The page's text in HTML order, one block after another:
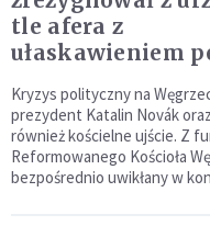
tle afera z
ułaskawieniem
Kryzys polityczny na
prezydent Katalin Novák
również kościelne ujście. Z
Reformowanego Kościoła
bezpośrednio uwikłany w